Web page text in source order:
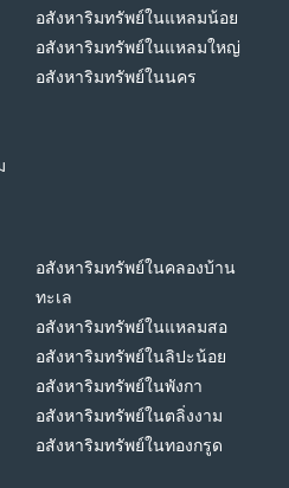
อสังหาริมทรัพย์ในแหลมน้อย
อสังหาริมทรัพย์ในแหลมใหญ่
อสังหาริมทรัพย์ในนคร
อสังหาริมทรัพย์ในคลองบ้าน
ทะเล
อสังหาริมทรัพย์ในแหลมสอ
อสังหาริมทรัพย์ในลิปะน้อย
อสังหาริมทรัพย์ในพังกา
อสังหาริมทรัพย์ในตลิ่งงาม
อสังหาริมทรัพย์ในทองกรูด